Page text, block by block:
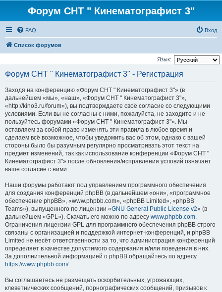
Форум СНТ " Кинематографист 3"
FAQ Вход
Список форумов
Язык:
Форум СНТ " Кинематографист 3" - Регистрация
Заходя на конференцию «Форум СНТ " Кинематографист 3"» (в
дальнейшем «мы», «наш», «Форум СНТ " Кинематографист 3"»,
«http://kino3.ru/forum»), вы подтверждаете своё согласие со следующими
условиями. Если вы не согласны с ними, пожалуйста, не заходите и не
пользуйтесь форумами «Форум СНТ " Кинематографист 3"». Мы
оставляем за собой право изменять эти правила в любое время и
сделаем всё возможное, чтобы уведомить вас об этом, однако с вашей
стороны было бы разумным регулярно просматривать этот текст на
предмет изменений, так как использование конференции «Форум СНТ "
Кинематографист 3"» после обновления/исправления условий означает
ваше согласие с ними.
Наши форумы работают под управлением программного обеспечения
для создания конференций phpBB (в дальнейшем «они», «программное
обеспечение phpBB», «www.phpbb.com», «phpBB Limited», «phpBB
Teams»), выпущенного по лицензии «GNU General Public License v2» (в
дальнейшем «GPL»). Скачать его можно по адресу www.phpbb.com.
Ограничения лицензии GPL для программного обеспечения phpBB строго
связаны с организацией и поддержкой интернет-конференций, и phpBB
Limited не несёт ответственности за то, что администрация конференций
определяет в качестве допустимого содержания и/или поведения в них.
За дополнительной информацией о phpBB обращайтесь по адресу
https://www.phpbb.com/.
Вы соглашаетесь не размещать оскорбительных, угрожающих,
клеветнических сообщений, порнографических сообщений, призывов к